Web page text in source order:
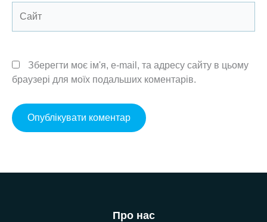
Зберегти моє ім'я, e-mail, та адресу сайту в цьому
браузері для моїх подальших коментарів.
Про нас